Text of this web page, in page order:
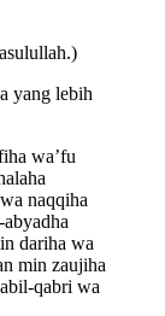
yang lebih
wa’fu
naqqiha
dariha wa
min zaujiha
qabri wa